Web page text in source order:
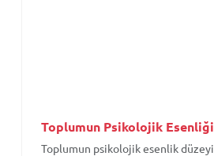
Toplumun Psikolojik Esenliği
Toplumun psikolojik esenlik